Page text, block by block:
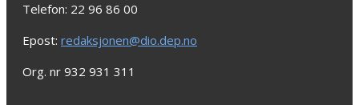
Telefon: 22 96 86 00
Epost: redaksjonen@dio.dep.no
Org. nr 932 931 311